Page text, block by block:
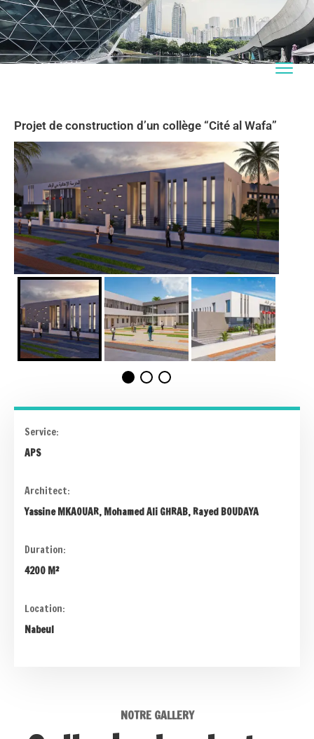
Projet de construction d’un collège “Cité al Wafa”
Service:
APS
Architect:
Yassine MKAOUAR, Mohamed Ali GHRAB, Rayed BOUDAYA
Duration:
4200 M²
Location:
Nabeul
NOTRE GALLERY